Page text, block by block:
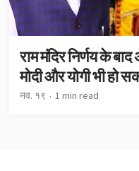
राम मंदिर निर्णय के
मोदी और योगी भी हो
नव. १९ 1 min read